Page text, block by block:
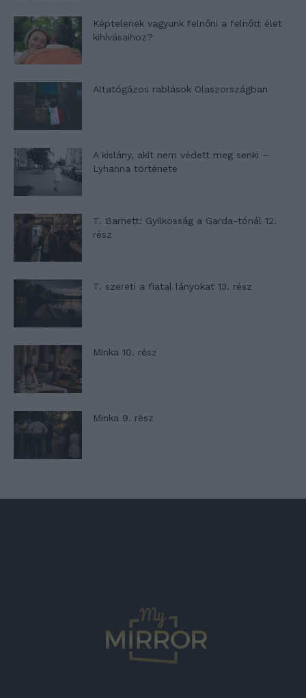
Képtelenek vagyunk felnőni a felnőtt élet
kihívásaihoz?
Altatógázos rablások Olaszországban
A kislány, akit nem védett meg senki –
Lyhanna története
T. Barnett: Gyilkosság a Garda-tónál 12.
rész
T. szereti a fiatal lányokat 13. rész
Minka 10. rész
Minka 9. rész